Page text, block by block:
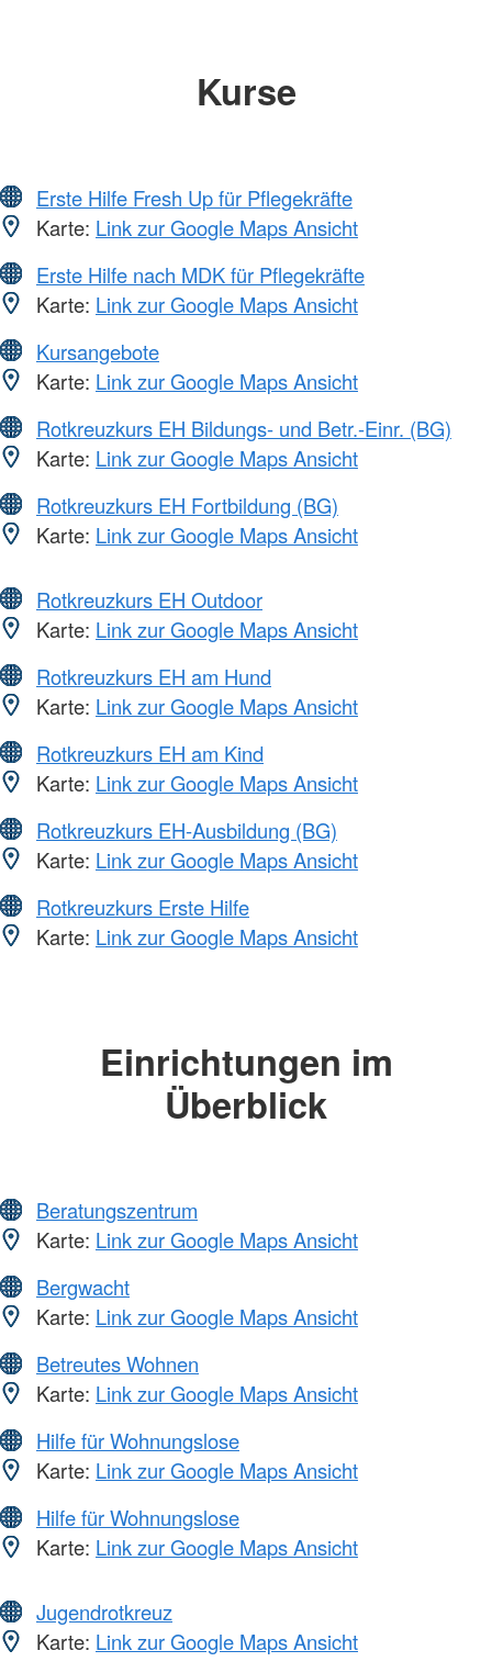
Kurse
Erste Hilfe Fresh Up für Pflegekräfte
Karte: Link zur Google Maps Ansicht
Erste Hilfe nach MDK für Pflegekräfte
Karte: Link zur Google Maps Ansicht
Kursangebote
Karte: Link zur Google Maps Ansicht
Rotkreuzkurs EH Bildungs- und Betr.-Einr. (BG)
Karte: Link zur Google Maps Ansicht
Rotkreuzkurs EH Fortbildung (BG)
Karte: Link zur Google Maps Ansicht
Rotkreuzkurs EH Outdoor
Karte: Link zur Google Maps Ansicht
Rotkreuzkurs EH am Hund
Karte: Link zur Google Maps Ansicht
Rotkreuzkurs EH am Kind
Karte: Link zur Google Maps Ansicht
Rotkreuzkurs EH-Ausbildung (BG)
Karte: Link zur Google Maps Ansicht
Rotkreuzkurs Erste Hilfe
Karte: Link zur Google Maps Ansicht
Einrichtungen im
Überblick
Beratungszentrum
Karte: Link zur Google Maps Ansicht
Bergwacht
Karte: Link zur Google Maps Ansicht
Betreutes Wohnen
Karte: Link zur Google Maps Ansicht
Hilfe für Wohnungslose
Karte: Link zur Google Maps Ansicht
Hilfe für Wohnungslose
Karte: Link zur Google Maps Ansicht
Jugendrotkreuz
Karte: Link zur Google Maps Ansicht